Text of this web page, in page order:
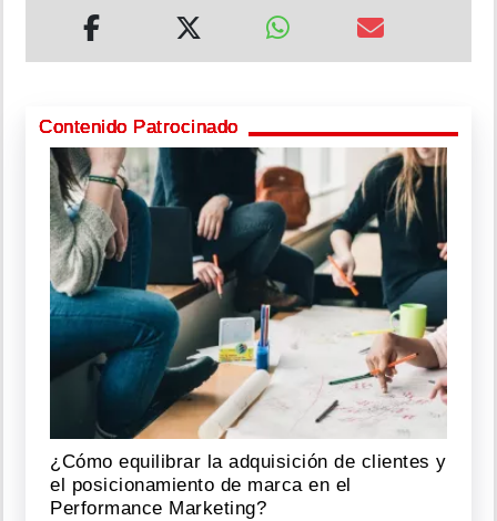
Contenido Patrocinado
¿Cómo equilibrar la adquisición de clientes y
el posicionamiento de marca en el
Performance Marketing?